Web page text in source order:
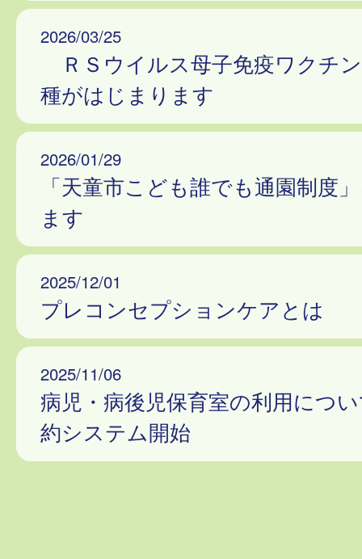
2026/03/25
ＲＳウイルス母子免疫ワクチ
種がはじまります
2026/01/29
「天童市こども誰でも通園制度
ます
2025/12/01
プレコンセプションケアとは
2025/11/06
病児・病後児保育室の利用につ
約システム開始